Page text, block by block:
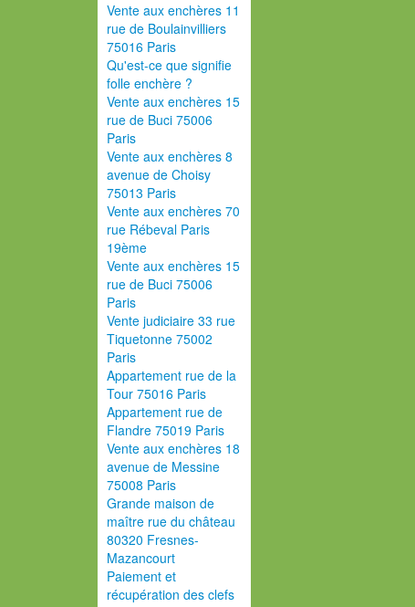
Vente aux enchères 11
rue de Boulainvilliers
75016 Paris
Qu'est-ce que signifie
folle enchère ?
Vente aux enchères 15
rue de Buci 75006
Paris
Vente aux enchères 8
avenue de Choisy
75013 Paris
Vente aux enchères 70
rue Rébeval Paris
19ème
Vente aux enchères 15
rue de Buci 75006
Paris
Vente judiciaire 33 rue
Tiquetonne 75002
Paris
Appartement rue de la
Tour 75016 Paris
Appartement rue de
Flandre 75019 Paris
Vente aux enchères 18
avenue de Messine
75008 Paris
Grande maison de
maître rue du château
80320 Fresnes-
Mazancourt
Paiement et
récupération des clefs